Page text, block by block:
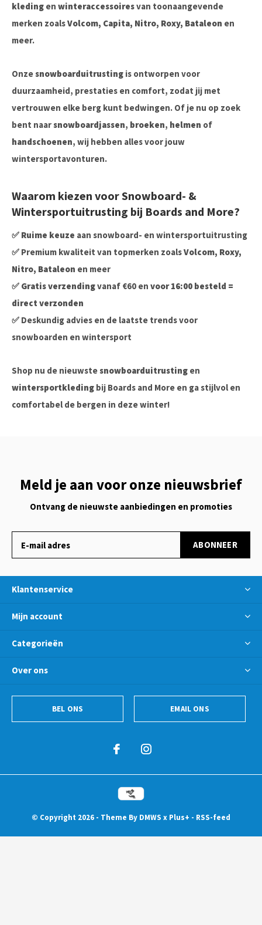
kleding en winteraccessoiresvan toonaangevende
merken zoalsVolcom, Capita, Nitro, Roxy, Bataleon en
meer.
Onzesnowboarduitrusting is ontworpen voor
duurzaamheid, prestaties en comfort, zodat jij met
vertrouwen elke berg kunt bedwingen. Of je nu op zoek
bent naarsnowboardjassen, broeken, helmen of
handschoenen, wij hebben alles voor jouw
wintersportavonturen.
Waarom kiezen voor Snowboard- &
Wintersportuitrusting bij Boards and More?
✅ Ruime keuze aan snowboard- en wintersportuitrusting
✅ Premium kwaliteit van topmerken zoalsVolcom, Roxy,
Nitro, Bataleon en meer
✅ Gratis verzendingvanaf €60 en voor 16:00 besteld =
direct verzonden
✅ Deskundig advies en de laatste trends voor
snowboarden en wintersport
Shop nu de nieuwstesnowboarduitrusting en
wintersportkleding bij Boards and More en ga stijlvol en
comfortabel de bergen in deze winter!
Meld je aan voor onze nieuwsbrief
Ontvang de nieuwste aanbiedingen en promoties
ABONNEER
Klantenservice
Mijn account
Categorieën
Over ons
BEL ONS EMAIL ONS
© Copyright 2026 - Theme By DMWS x Plus+ - RSS-feed